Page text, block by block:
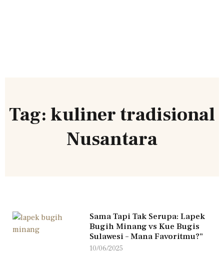
Tag: kuliner tradisional
Nusantara
Sama Tapi Tak Serupa: Lapek
Bugih Minang vs Kue Bugis
Sulawesi – Mana Favoritmu?”
10/06/2025